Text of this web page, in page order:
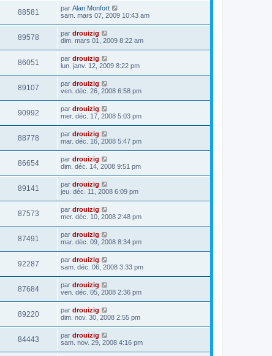
88581 par Alan Monfort
sam. mars 07, 2009 10:43 am
89578 par drouizig
dim. mars 01, 2009 8:22 am
86051 par drouizig
lun. janv. 12, 2009 8:22 pm
89107 par drouizig
ven. déc. 26, 2008 6:58 pm
90992 par drouizig
mer. déc. 17, 2008 5:03 pm
88778 par drouizig
mar. déc. 16, 2008 5:47 pm
86654 par drouizig
dim. déc. 14, 2008 9:51 pm
89141 par drouizig
jeu. déc. 11, 2008 6:09 pm
87573 par drouizig
mer. déc. 10, 2008 2:48 pm
87491 par drouizig
mar. déc. 09, 2008 8:34 pm
92287 par drouizig
sam. déc. 06, 2008 3:33 pm
87684 par drouizig
ven. déc. 05, 2008 2:36 pm
89220 par drouizig
dim. nov. 30, 2008 2:55 pm
84443 par drouizig
sam. nov. 29, 2008 4:16 pm